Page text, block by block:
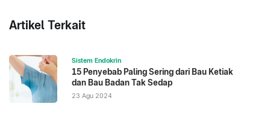
Digunjing". Retrieved from
badan-erina-gudono-digunjing
Klinik Mayo. "Apa yang Menyebabkan Bau Badan?"
Mayo Clinic. Retrieved from
Artikel Terkait
Sistem Endokrin
15 Penyebab Paling Sering dari Bau Ketiak
dan Bau Badan Tak Sedap
23 Agu 2024